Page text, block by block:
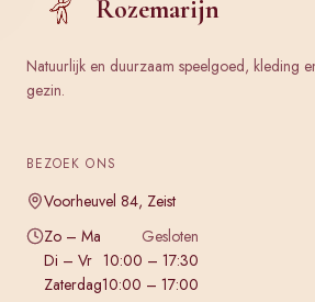
Rozemarijn
Natuurlijk en duurzaam speelgoed, kleding
gezin.
BEZOEK ONS
Voorheuvel 84, Zeist
Zo – Ma
Gesloten
Di – Vr 10:00 – 17:30
Zaterdag10:00 – 17:00